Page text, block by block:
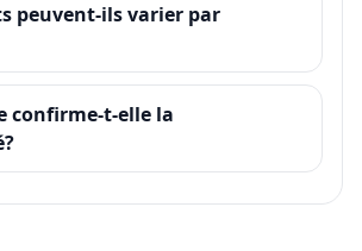
peuvent-ils varier par
confirme-t-elle la